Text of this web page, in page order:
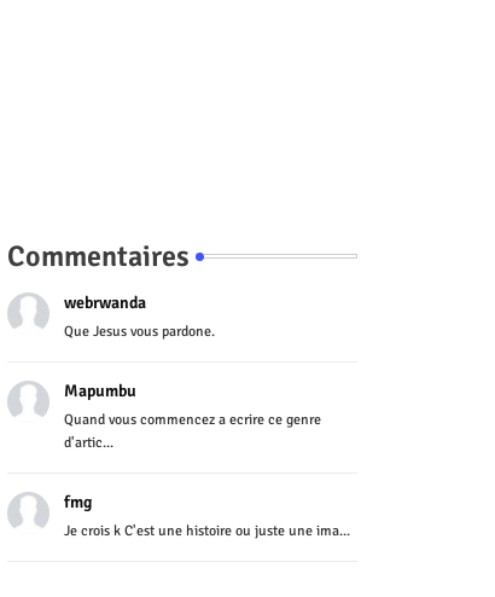
Commentaires
webrwanda
Que Jesus vous pardone.
Mapumbu
Quand vous commencez a ecrire ce genre
d'artic...
fmg
Je crois k C'est une histoire ou juste une ima...